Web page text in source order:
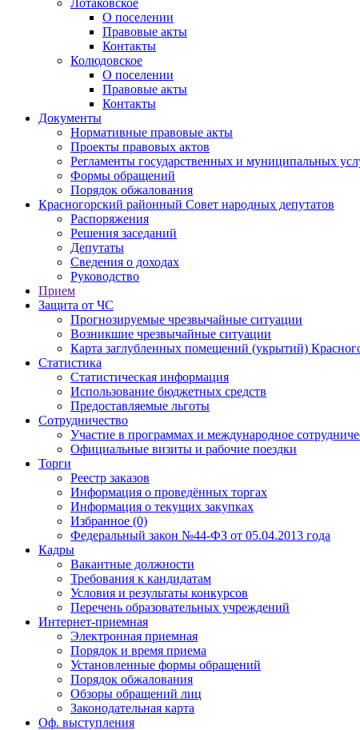
О поселении
Правовые акты
Контакты
Колюдовское
О поселении
Правовые акты
Контакты
Документы
Нормативные правовые акты
Проекты правовых актов
Регламенты государственных и муниципальных
Формы обращений
Порядок обжалования
Красногорский районный Совет народных депутатов
Распоряжения
Решения заседаний
Депутаты
Сведения о доходах
Руководство
Прием
Защита от ЧС
Прогнозируемые чрезвычайные ситуации
Возникшие чрезвычайные ситуации
Карта заглубленных помещений (укрытий)
Статистика
Статистическая информация
Использование бюджетных средств
Предоставляемые льготы
Сотрудничество
Участие в программах и международное
Официальные визиты и рабочие поездки
Торги
Реестр заказов
Информация о проведённых торгах
Информация о текущих закупках
Избранное (0)
Федеральный закон №44-ФЗ от 05.04.2013 года
Кадры
Вакантные должности
Требования к кандидатам
Условия и результаты конкурсов
Перечень образовательных учреждений
Интернет-приемная
Электронная приемная
Порядок и время приема
Установленные формы обращений
Порядок обжалования
Обзоры обращений лиц
Законодательная карта
Оф. выступления